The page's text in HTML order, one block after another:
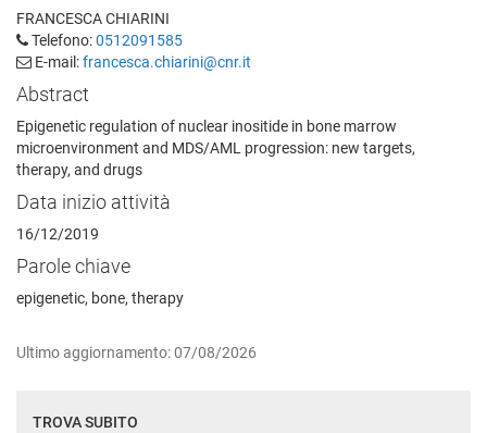
FRANCESCA CHIARINI
Telefono:0512091585
E-mail:francesca.chiarini@cnr.it
Abstract
Epigenetic regulation of nuclear inositide in bone marrow
microenvironment and MDS/AML progression: new targets,
therapy, and drugs
Data inizio attività
16/12/2019
Parole chiave
epigenetic, bone, therapy
Ultimo aggiornamento: 07/08/2026
TROVA SUBITO